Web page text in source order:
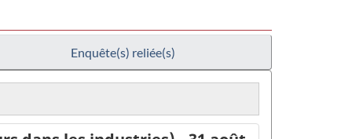
Enquête(s) reliée(s)